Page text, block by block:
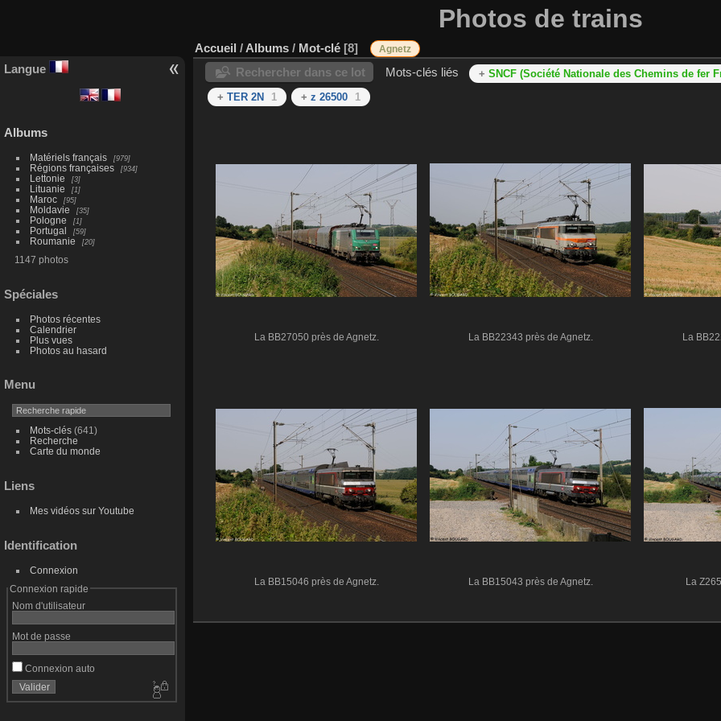
Photos de trains
Langue
Albums
Matériels français 979
Régions françaises 934
Lettonie 3
Lituanie 1
Maroc 95
Moldavie 35
Pologne 1
Portugal 59
Roumanie 20
1147 photos
Spéciales
Photos récentes
Calendrier
Plus vues
Photos au hasard
Menu
Mots-clés(641)
Recherche
Carte du monde
Liens
Mes vidéos sur Youtube
Identification
Connexion
Connexion rapide
Nom d'utilisateur
Mot de passe
Connexion auto
Accueil / Albums / Mot-clé 8 Agnetz
Rechercher dans ce lot Mots-clés liés + SNCF (Société Nationale des Chemins de fer
+ TER 2N 1 + z 26500 1
La BB27050 près de Agnetz. La BB22343 près de Agnetz. La
La BB15046 près de Agnetz. La BB15043 près de Agnetz. La